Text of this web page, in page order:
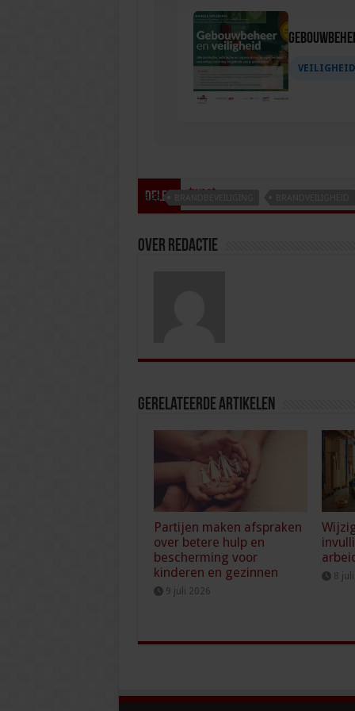
VEILIGHEID
Delen tweet
Tags
Over redactie
Gerelateerde Artikelen
Partijen maken afspraken
over betere hulp en
bescherming voor
kinderen en gezinnen
9 juli 2026
8